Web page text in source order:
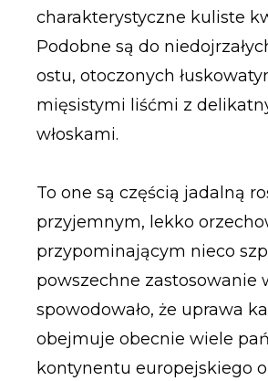
charakterystyczne kuliste
Podobne są do
ostu, otoczonych
mięsistymi liśćmi z
włoskami.
To one są częścią jadalną
przyjemnym, lekko
przypominającym nieco
powszechne zastosowanie
spowodowało, że uprawa
obejmuje obecnie wiele
kontynentu europejskiego